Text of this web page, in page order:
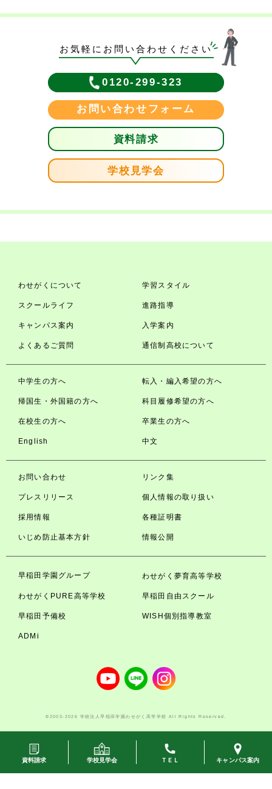
お気軽にお問い合わせください
0120-299-323
お問い合わせフォーム
資料請求
学校見学会
わせがくについて 学習スタイル
スクールライフ 進路指導
キャンパス案内 入学案内
よくあるご質問 通信制高校について
中学生の方へ 転入・編入希望の方へ
帰国生・外国籍の方へ 科目履修希望の方へ
在校生の方へ 卒業生の方へ
English 中文
資料請求 学校見学会 ＴＥＬ キャンパス案内
お問い合わせ リンク集
プレスリリース 個人情報の取り扱い
採用情報 各種証明書
いじめ防止基本方針 情報公開
早稲田学園グループ わせがく夢育高等学校
わせがくPURE高等学校 早稲田自由スクール
早稲田予備校 WISH個別指導教室
ADMi
©2003-2026 学校法人早稲田学園わせがく高等学校 All Rights Reserved.